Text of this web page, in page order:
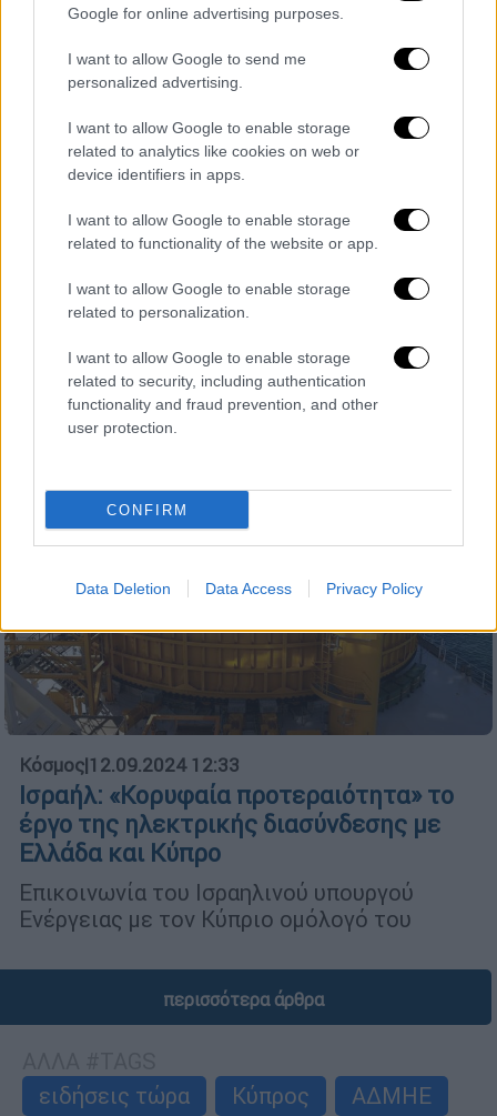
Google for online advertising purposes.
I want to allow Google to send me
personalized advertising.
I want to allow Google to enable storage
related to analytics like cookies on web or
device identifiers in apps.
I want to allow Google to enable storage
related to functionality of the website or app.
I want to allow Google to enable storage
related to personalization.
I want to allow Google to enable storage
related to security, including authentication
functionality and fraud prevention, and other
user protection.
CONFIRM
Data Deletion Data Access Privacy Policy
Ηλεκτρική διασύνδεση Ελλάδας-
Κύπρου: Πράσινο φως από το κυπριακό
υπουργικό συμβούλιο
Αναμένεται το ακριβές περιεχόμενο της
απόφασης του Υπουργικού Συμβουλίου
Κόσμος|12.09.2024 12:33
Ισραήλ: «Κορυφαία προτεραιότητα» το
έργο της ηλεκτρικής διασύνδεσης με
Ελλάδα και Κύπρο
Επικοινωνία του Ισραηλινού υπουργού
Ενέργειας με τον Κύπριο ομόλογό του
περισσότερα άρθρα
ειδήσεις τώρα
Κύπρος ΑΔΜΗΕ